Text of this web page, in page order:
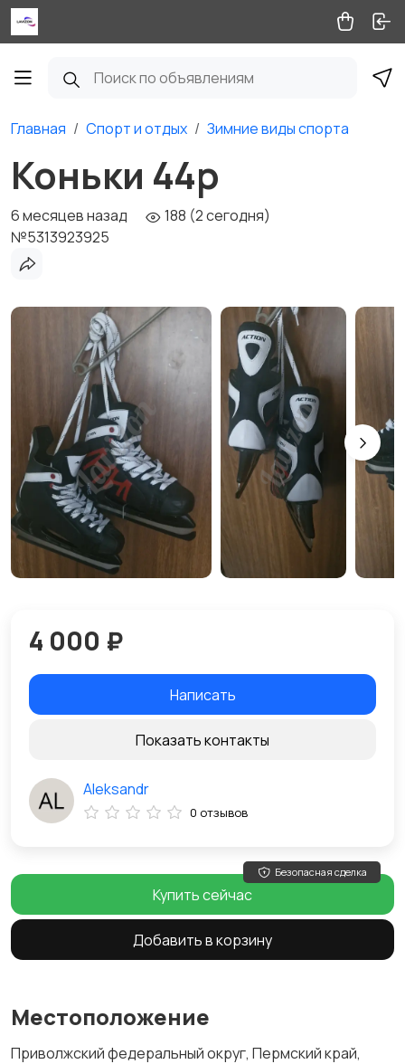
Главная Спорт и отдых Зимние виды спорта
Коньки 44р
6 месяцев назад
188 (2 сегодня)
№5313923925
Местоположение
Приволжский федеральный округ, Пермский край,
4 000 ₽
Написать
Показать контакты
Aleksandr
0 отзывов
Безопасная сделка
Купить сейчас
Добавить в корзину